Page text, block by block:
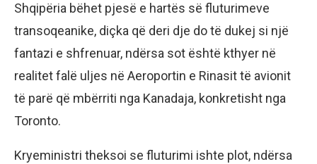
Shqipëria bëhet pjesë e hartës së fluturimeve
transoqeanike, diçka që deri dje do të dukej si një
fantazi e shfrenuar, ndërsa sot është kthyer në
realitet falë uljes në Aeroportin e Rinasit të avionit
të parë që mbërriti nga Kanadaja, konkretisht nga
Toronto.
Kryeministri theksoi se fluturimi ishte plot, ndërsa